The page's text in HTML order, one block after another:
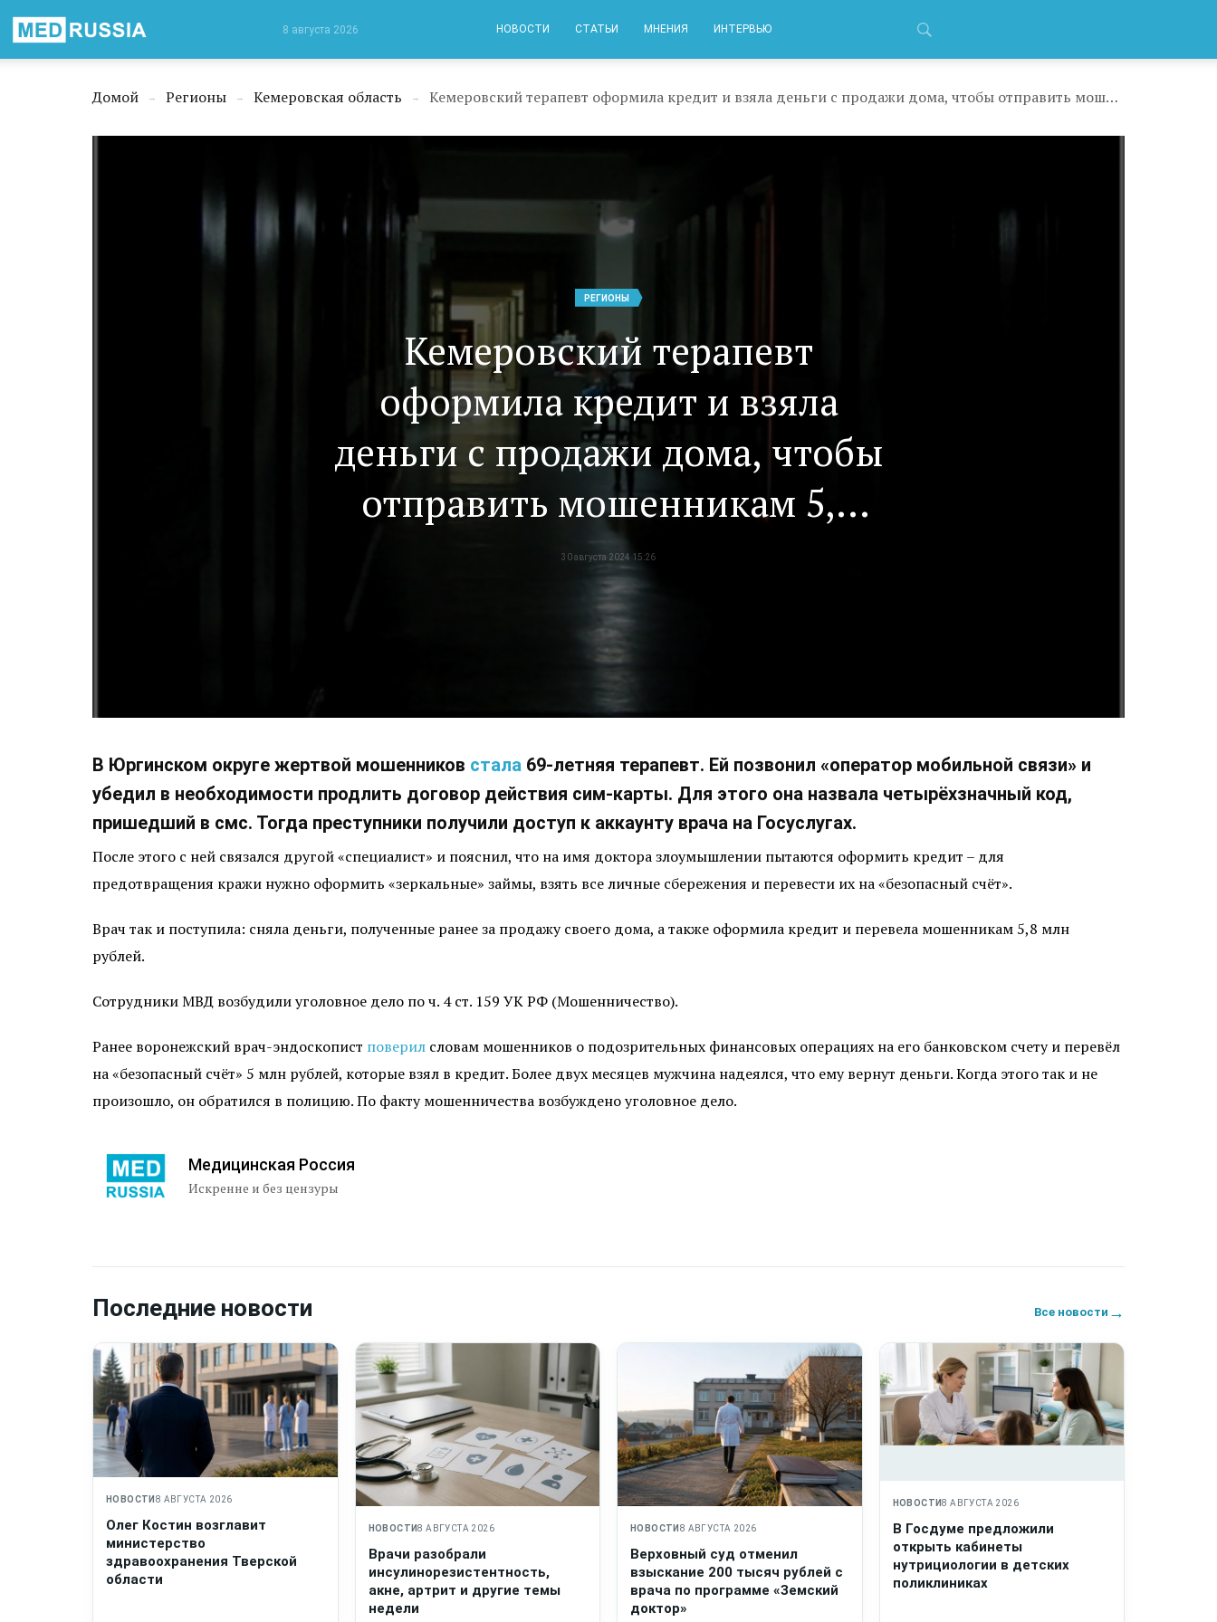
8 августа 2026 НОВОСТИ СТАТЬИ МНЕНИЯ ИНТЕРВЬЮ
Домой → Регионы → Кемеровская область → Кемеровский терапевт оформила кредит и взяла деньги с продажи дома, чтобы отправить мошенникам 5,8 млн рублей
РЕГИОНЫ
Кемеровский терапевт
оформила кредит и взяла
деньги с продажи дома, чтобы
отправить мошенникам 5,8
млн рублей
30 августа 2024 15:26
В Юргинском округе жертвой мошенников стала 69-летняя терапевт. Ей позвонил «оператор мобильной связи» и
убедил в необходимости продлить договор действия сим-карты. Для этого она назвала четырёхзначный код,
пришедший в смс. Тогда преступники получили доступ к аккаунту врача на Госуслугах.
После этого с ней связался другой «специалист» и пояснил, что на имя доктора злоумышлении пытаются оформить кредит – для
предотвращения кражи нужно оформить «зеркальные» займы, взять все личные сбережения и перевести их на «безопасный счёт».
Врач так и поступила: сняла деньги, полученные ранее за продажу своего дома, а также оформила кредит и перевела мошенникам 5,8 млн
рублей.
Сотрудники МВД возбудили уголовное дело по ч. 4 ст. 159 УК РФ (Мошенничество).
Ранее воронежский врач-эндоскопист поверил словам мошенников о подозрительных финансовых операциях на его банковском счету и перевёл
на «безопасный счёт» 5 млн рублей, которые взял в кредит. Более двух месяцев мужчина надеялся, что ему вернут деньги. Когда этого так и не
произошло, он обратился в полицию. По факту мошенничества возбуждено уголовное дело.
Медицинская Россия
Искренне и без цензуры
Последние новости Все новости →
НОВОСТИ 8 АВГУСТА 2026
Олег Костин возглавит
министерство
здравоохранения Тверской
области
НОВОСТИ8 АВГУСТА 2026
Врачи разобрали
инсулинорезистентность,
акне, артрит и другие темы
недели
НОВОСТИ 8 АВГУСТА 2026
Верховный суд отменил
взыскание 200 тысяч рублей с
врача по программе «Земский
доктор»
НОВОСТИ8 АВГУСТА 2026
В Госдуме предложили
открыть кабинеты
нутрициологии в детских
поликлиниках